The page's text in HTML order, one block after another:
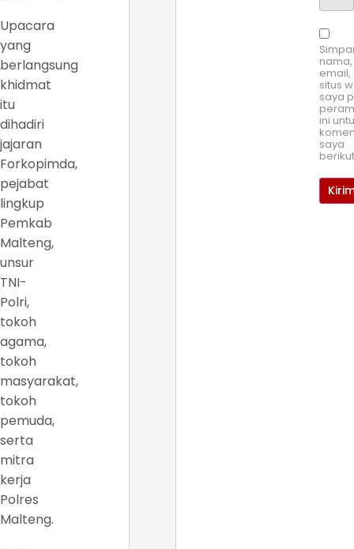
Upacara
yang
berlangsung
khidmat
itu
dihadiri
jajaran
Forkopimda,
pejabat
lingkup
Pemkab
Malteng,
unsur
TNI-
Polri,
tokoh
agama,
tokoh
masyarakat,
tokoh
pemuda,
serta
mitra
kerja
Polres
Malteng.
nama,
email,
situs
saya
ini
saya